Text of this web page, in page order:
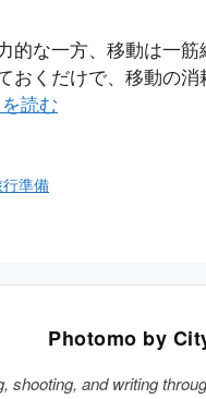
的な一方、移動は一
くだけで、移動の消
読む
行準備
Photomo by
shooting, and writing